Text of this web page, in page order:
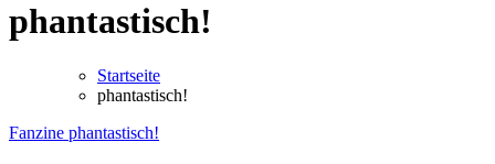
phantastisch!
Startseite
phantastisch!
Fanzine phantastisch!